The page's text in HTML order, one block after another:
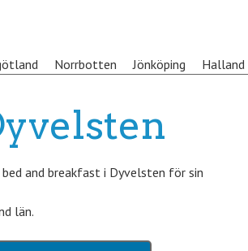
Norrbotten Jönköping Halland
and breakfast i Dyvelsten för sin
län.